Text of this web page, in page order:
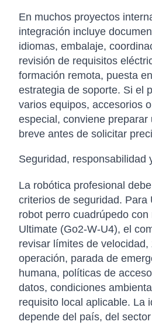
En muchos proyectos
integración incluye
idiomas, embalaje,
revisión de requisitos
formación remota, puesta
estrategia de soporte. Si el
varios equipos, accesorios
especial, conviene preparar
breve antes de solicitar
Seguridad, responsabilidad
La robótica profesional
criterios de seguridad. Para
robot perro cuadrúpedo
Ultimate (Go2-W-U4), el
revisar límites de velocidad,
operación, parada de
humana, políticas de
datos, condiciones
requisito local aplicable. La
depende del país, del